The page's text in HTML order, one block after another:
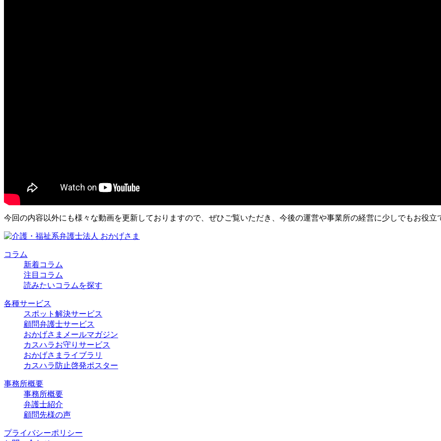
今回の内容以外にも様々な動画を更新しておりますので、ぜひご覧いただき、今後の運営や事業所の経営に少しでもお役立
コラム
新着コラム
注目コラム
読みたいコラムを探す
各種サービス
スポット解決サービス
顧問弁護士サービス
おかげさまメールマガジン
カスハラお守りサービス
おかげさまライブラリ
カスハラ防止啓発ポスター
事務所概要
事務所概要
弁護士紹介
顧問先様の声
プライバシーポリシー